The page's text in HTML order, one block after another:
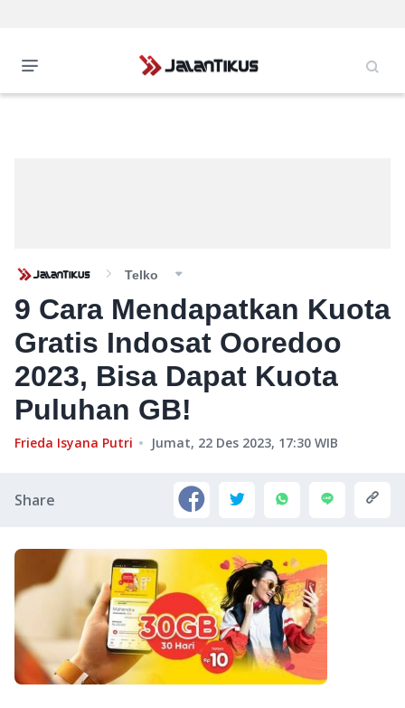
Telko
9 Cara Mendapatkan Kuota
Gratis Indosat Ooredoo
2023, Bisa Dapat Kuota
Puluhan GB!
Frieda Isyana Putri Jumat, 22 Des 2023, 17:30 WIB
Share